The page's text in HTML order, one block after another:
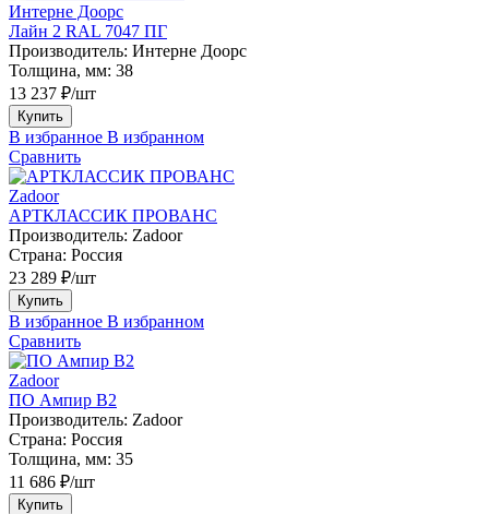
Интерне Доорс
Лайн 2 RAL 7047 ПГ
Производитель: Интерне Доорс
Толщина, мм: 38
13 237 ₽/шт
Купить
В избранное В избранном
Сравнить
Zadoor
АРТКЛАССИК ПРОВАНС
Производитель: Zadoor
Страна: Россия
23 289 ₽/шт
Купить
В избранное В избранном
Сравнить
Zadoor
ПО Ампир В2
Производитель: Zadoor
Страна: Россия
Толщина, мм: 35
11 686 ₽/шт
Купить